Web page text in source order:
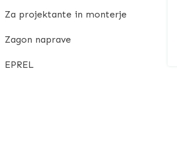
Za projektante in monterje
Zagon naprave
EPREL